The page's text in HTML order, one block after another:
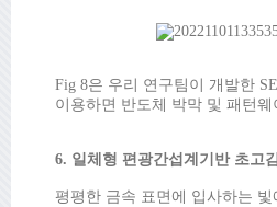
Fig 8은 우리 연구팀이 개발한
이용하면 반도체 박막 및 패턴
6. 일체형 편광간섭계기반 초고
평평한 금속 표면에 입사하는